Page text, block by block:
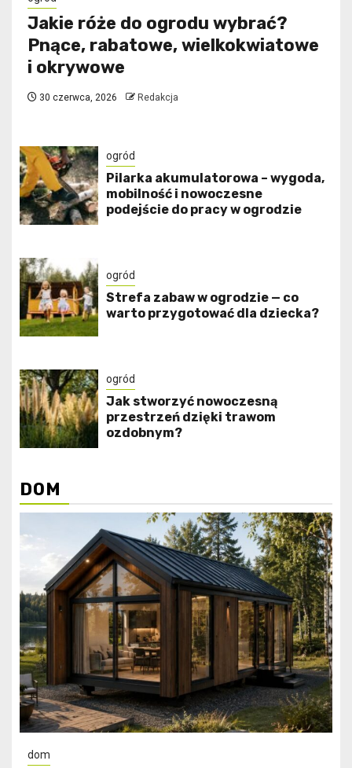
Jakie róże do ogrodu wybrać?
Pnące, rabatowe, wielkokwiatowe
i okrywowe
30 czerwca, 2026 Redakcja
ogród
Pilarka akumulatorowa – wygoda,
mobilność i nowoczesne
podejście do pracy w ogrodzie
ogród
Strefa zabaw w ogrodzie — co
warto przygotować dla dziecka?
ogród
Jak stworzyć nowoczesną
przestrzeń dzięki trawom
ozdobnym?
DOM
dom